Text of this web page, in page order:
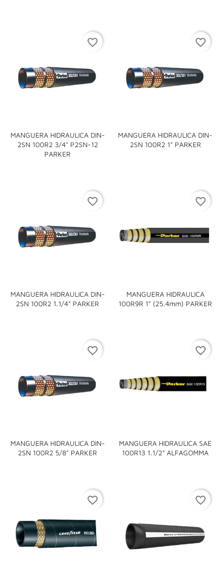
MANGUERA HIDRAULICA DIN-
2SN 100R2 3/4" P2SN-12
PARKER
favorite_border
MANGUERA HIDRAULICA DIN-
2SN 100R2 1" PARKER
favorite_border
MANGUERA HIDRAULICA DIN-
2SN 100R2 1.1/4" PARKER
favorite_border
MANGUERA HIDRAULICA
100R9R 1" (25.4mm) PARKER
favorite_border
MANGUERA HIDRAULICA DIN-
2SN 100R2 5/8" PARKER
favorite_border
MANGUERA HIDRAULICA SAE
100R13 1.1/2" ALFAGOMMA
favorite_border
favorite_border favorite_border